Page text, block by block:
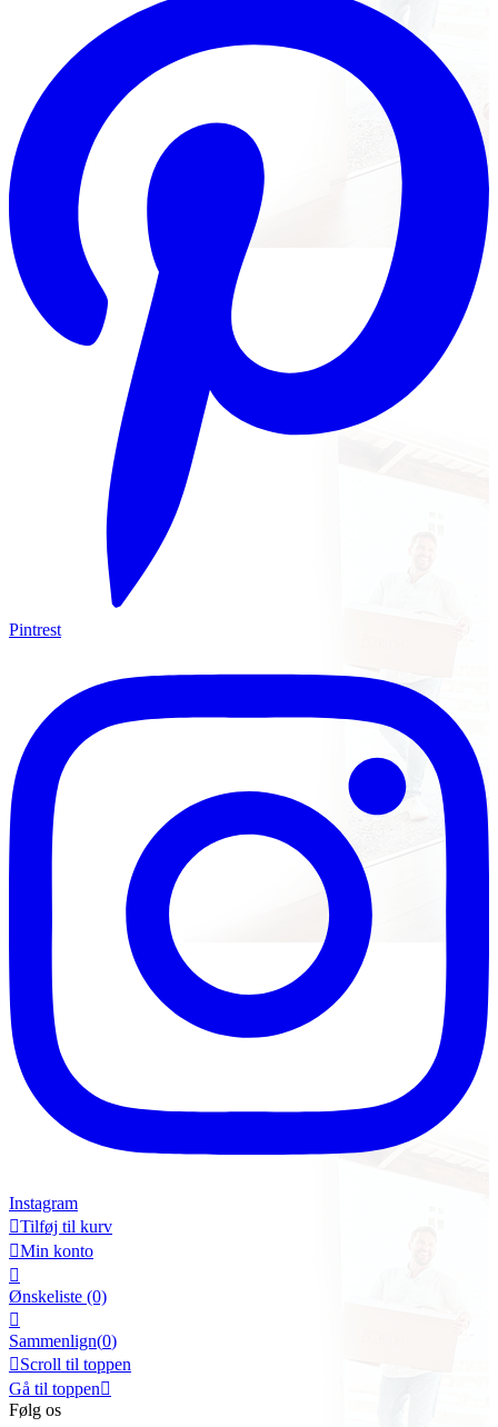
Pintrest
Instagram
Tilføj til kurv
Min konto

Ønskeliste (0)

Sammenlign(0)
Scroll til toppen
Gå til toppen
Følg os